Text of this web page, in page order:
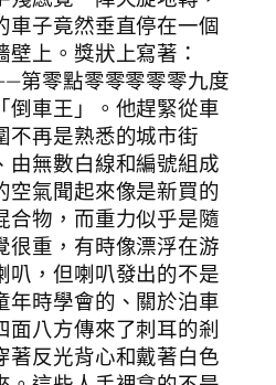
車子竟然垂直停在一個
上。獎狀上寫著：
第零點零零零零零九度
倒車王」。他趕緊從車
不再是熟悉的城市街
由無數白線和編號組成
空氣聞起來像是新買的
合物，而重力似乎是隨
很重，有時像漂浮在游
叭，但喇叭發出的不是
年時學會的、關於泊車
面八方傳來了刺耳的剎
著反光背心和戴著白色